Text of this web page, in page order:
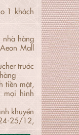
1 khách
hàng
Mall
trước
tiền mặt,
mọi hình
khuyến
25/12,